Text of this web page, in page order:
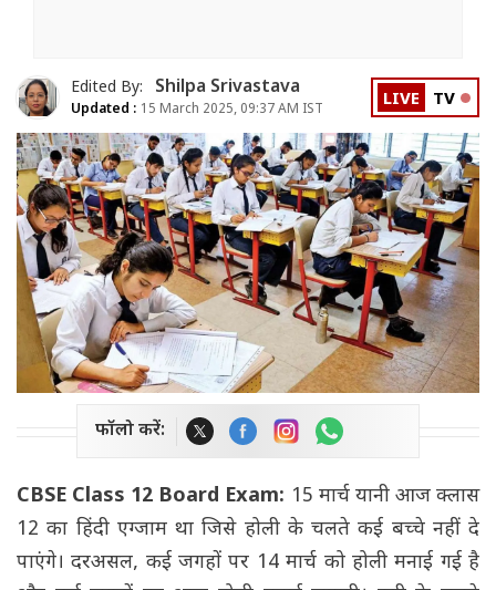
Edited By: Shilpa Srivastava
Updated : 15 March 2025, 09:37 AM IST LIVE TV
फॉलो करें:
CBSE Class 12 Board Exam: 15 मार्च यानी आज क्लास
12 का हिंदी एग्जाम था जिसे होली के चलते कई बच्चे नहीं दे
पाएंगे। दरअसल, कई जगहों पर 14 मार्च को होली मनाई गई है